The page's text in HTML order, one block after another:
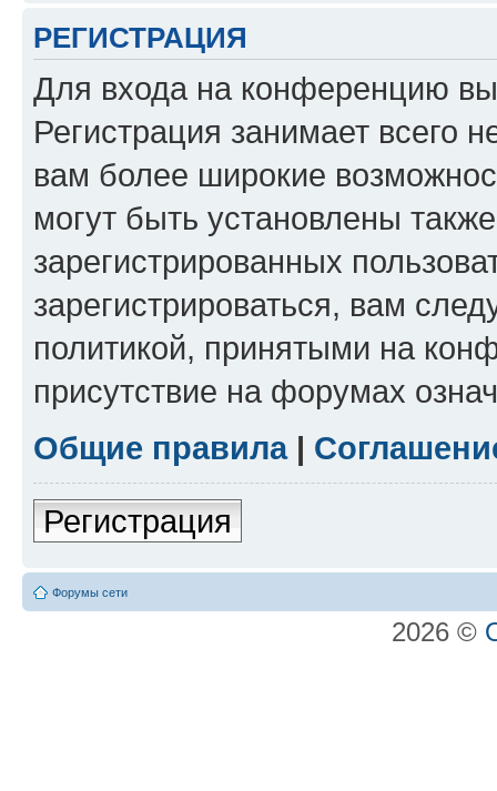
РЕГИСТРАЦИЯ
Для входа на конференцию
Регистрация занимает всего
вам более широкие
могут быть установлены
зарегистрированных
зарегистрироваться, вам
политикой, принятыми на
присутствие на форумах
Общие правила|
Регистрация
Форумы сети
2026 ©